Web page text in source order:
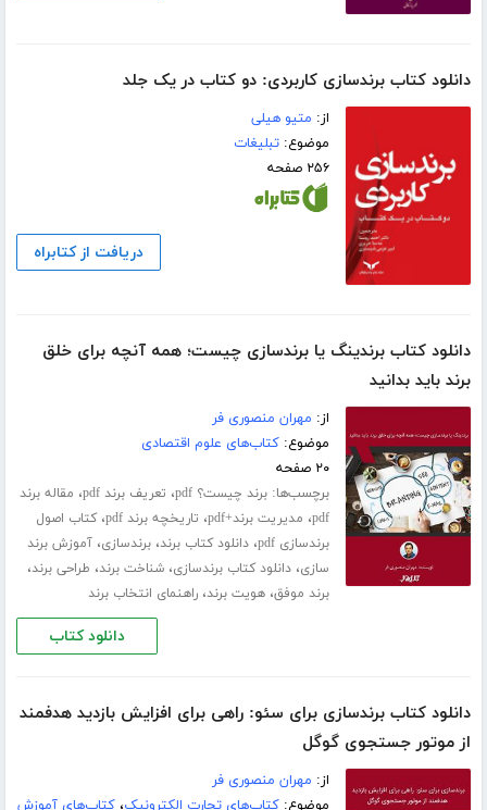
دانلود کتاب برندسازی کاربردی: دو کتاب در یک جلد
از: متیو هیلی
موضوع:تبلیغات
۲۵۶ صفحه
دریافت از کتابراه
دانلود کتاب برندینگ یا برندسازی چیست؛ همه آنچه برای خلق
برند باید بدانید
از: مهران منصوری فر
موضوع:کتاب‌های علوم اقتصادی
۲۰ صفحه
برچسب‌ها:برند چیست؟ pdf ، تعریف برند pdf ، مقاله برند
pdf، مدیریت برند+pdf ، تاریخچه برند pdf ،کتاب اصول
برندسازی pdf
،دانلود کتاب برند،برندسازی،آموزش برند
سازی،دانلود کتاب برندسازی،شناخت برند، طراحی برند،
برند موفق،هویت برند،راهنمای انتخاب برند
دانلود کتاب
دانلود کتاب برندسازی برای سئو: راهی برای افزایش بازدید هدفمند
از موتور جستجوی گوگل
از: مهران منصوری فر
موضوع:کتاب‌های تجارت الکترونیک،کتاب‌های آموزش